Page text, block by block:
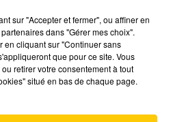
AVEYRON NORD
sur "Accepter et fermer", ou affiner en
dans "Gérer mes choix".
en cliquant sur "Continuer sans
que pour ce site. Vous
retirer votre consentement à tout
situé en bas de chaque page.